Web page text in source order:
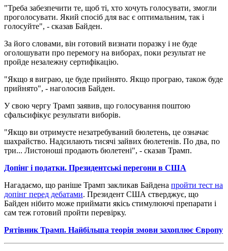
"Треба забезпечити те, щоб ті, хто хочуть голосувати, змогли
проголосувати. Який спосіб для вас є оптимальним, так і
голосуйте", - сказав Байден.
За його словами, він готовий визнати поразку і не буде
оголошувати про перемогу на виборах, поки результат не
пройде незалежну сертифікацію.
"Якщо я виграю, це буде прийнято. Якщо програю, також буде
прийнято", - наголосив Байден.
У свою чергу Трамп заявив, що голосування поштою
сфальсифікує результати виборів.
"Якщо ви отримуєте незатребуваний бюлетень, це означає
шахрайство. Надсилають тисячі зайвих бюлетенів. По два, по
три... Листоноші продають бюлетені", - сказав Трамп.
Допінг і податки. Президентські перегони в США
Нагадаємо, що раніше Трамп закликав Байдена пройти тест на
допінг перед дебатами. Президент США стверджує, що
Байден нібито може приймати якісь стимулюючі препарати і
сам теж готовий пройти перевірку.
Рятівник Трамп. Найбільша теорія змови захоплює Європу